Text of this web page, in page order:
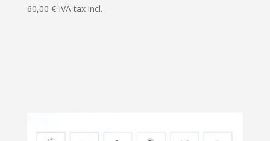
60,00 € IVA tax incl.